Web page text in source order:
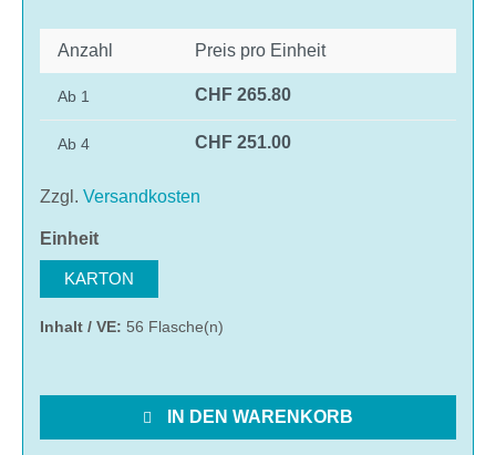
Anzahl Preis pro Einheit
Ab 1 CHF 265.80
Ab 4 CHF 251.00
Zzgl. Versandkosten
Einheitauswählen
KARTON
Inhalt / VE: 56 Flasche(n)
IN DEN WARENKORB